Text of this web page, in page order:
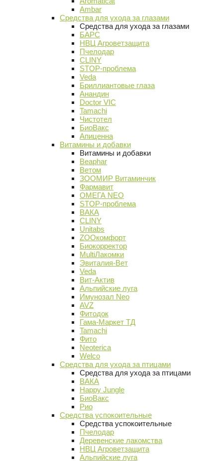
Ambar
Средства для ухода за глазами
Средства для ухода за глазами
БАРС
НВЦ Агроветзащита
Пчелодар
CLINY
STOP-проблема
Veda
Бриллиантовые глаза
Анандин
Doctor VIC
Tamachi
Чистотел
БиоВакс
Апиценна
Витамины и добавки
Витамины и добавки
Beaphar
Ветом
ЗООМИР Витаминчик
Фармавит
ОМЕГА NEO
STOP-проблема
ВАКА
CLINY
Unitabs
ZOOкомфорт
Биокорректор
MultiЛакомки
Эвиталия-Вет
Veda
Вит-Актив
Альпийские луга
Имунозал Neo
AVZ
Фитодок
Гама-Маркет ТД
Tamachi
Фито
Neoterica
Welco
Средства для ухода за птицами
Средства для ухода за птицами
ВАКА
Happy Jungle
БиоВакс
Рио
Средства успокоительные
Средства успокоительные
Пчелодар
Деревенские лакомства
НВЦ Агроветзащита
Альпийские луга